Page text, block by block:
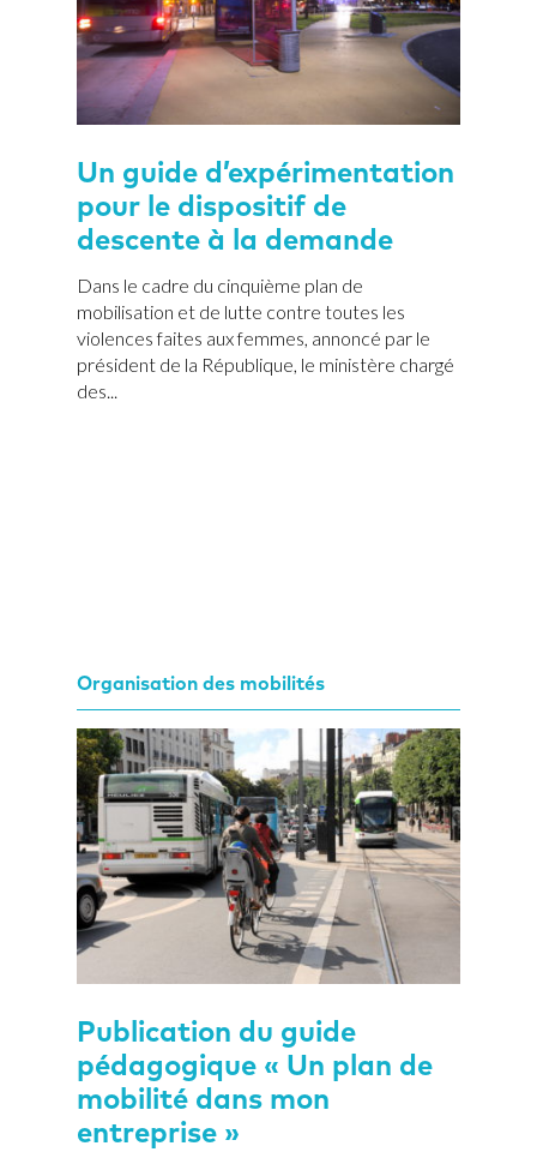
Un guide d’expérimentation
pour le dispositif de
descente à la demande
Dans le cadre du cinquième plan de
mobilisation et de lutte contre toutes les
violences faites aux femmes, annoncé par le
président de la République, le ministère chargé
des...
Organisation des mobilités
Publication du guide
pédagogique « Un plan de
mobilité dans mon
entreprise »